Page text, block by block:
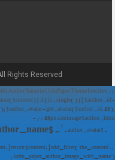
Rights Reserved.
Author Name in UrduPaper Theme function
{ if (is_single()) { $author_id =
$author_avatar = get_avatar($author_id, 48);
// 48px size image $author_html = '
' . $author_avatar . '
' . $author_name . '
} return $content; } add_filter('the_content',
'urdu_paper_author_image_with_name');